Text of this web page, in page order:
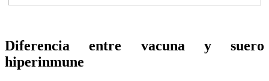
Diferencia entre vacuna y suero
hiperinmune